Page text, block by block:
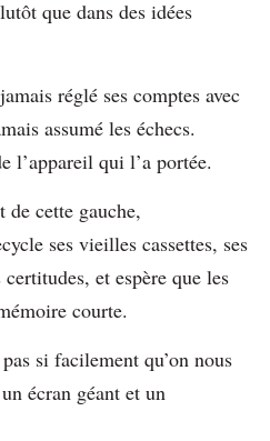
que dans des idées
réglé ses comptes avec
assumé les échecs.
l’appareil qui l’a portée.
cette gauche,
ses vieilles cassettes, ses
et espère que les
courte.
si facilement qu’on nous
écran géant et un